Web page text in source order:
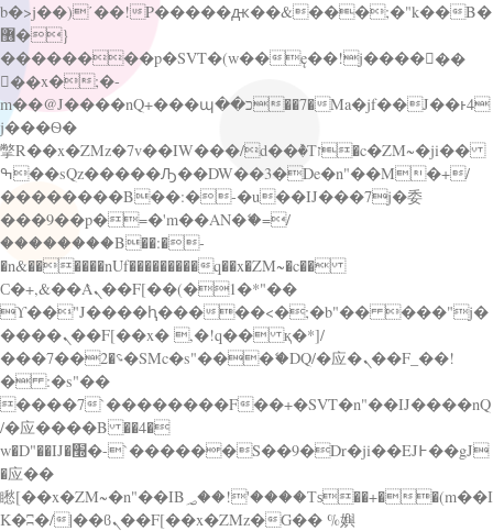
b�>j��)΄��!P�����ԫ��&���;�"k��B�
޶�}
��������p�SVT�(w��ę��!j������
��x�;�-
m��@J����nQ+���պ��כ��7�Ma�jf��J��ͱ4
j���Ѳ�
撆R��x�ZMz�7v��IW���/d��ٞ�Тז�c�ZM~�ji��
ߒ��sQz�����Ԡ��DW��3�De�n"��M�+/
��������B��:�-�u��IJ���7j�委
���9��p�=�'m��AN�ޭ�=/
��������B��:�-
�n&������nUf���������q��x�ZM~�c��
Ϲ�+,&��Ὰܢ��F[��(�1�*"��
ϒ��"J����ԧ�����<�;�b"�� ���"j�
����ܢ��F[��x� ,�!q�� қ�*]/
���؝�2��7�SMc�s"���ޭ�DQ/�应�ܢ��F_��!
� :�s"��
����7`��������F��+�SVT�n"��IJ����nQ
/�应����B ��4�
w�D"��IJ�׭�-`������S��9�Dr�ji��EJ߅��gJ
�应��
矁[��x�ZM~�n"��IB؃��!'����Тѕ��+��(m��I
K�ʭ�/|��ϐܢ��F[��x�ZMz�G�� %嬩